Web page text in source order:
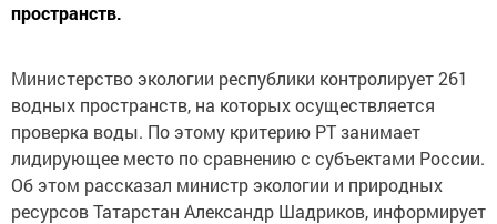
пространств.
Министерство экологии республики контролирует 261
водных пространств, на которых осуществляется
проверка воды. По этому критерию РТ занимает
лидирующее место по сравнению с субъектами России.
Об этом рассказал министр экологии и природных
ресурсов Татарстан Александр Шадриков, информирует